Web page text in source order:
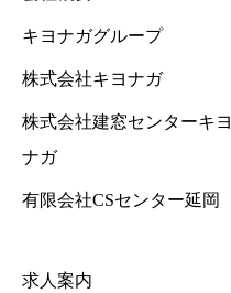
キヨナガグループ
株式会社キヨナガ
株式会社建窓センターキヨ
ナガ
有限会社CSセンター延岡
求人案内